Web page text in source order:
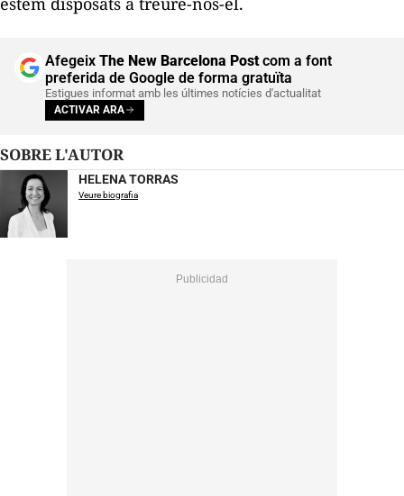
Afegeix The New Barcelona Postcom a font
preferida de Google de forma gratuïta
Estigues informat amb les últimes notícies d'actualitat
ACTIVAR ARA
SOBRE L'AUTOR
HELENA TORRAS
Veure biografia